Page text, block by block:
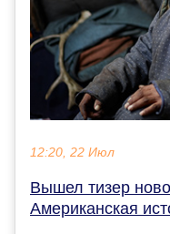
12:20, 22 Июл
Вышел тизер
Американская